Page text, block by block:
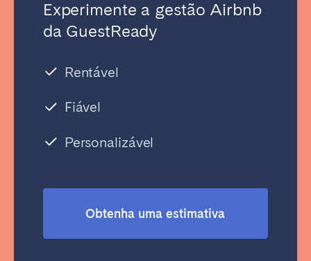
Experimente a gestão Airbnb
da GuestReady
Rentável
Fiável
Personalizável
Obtenha uma estimativa